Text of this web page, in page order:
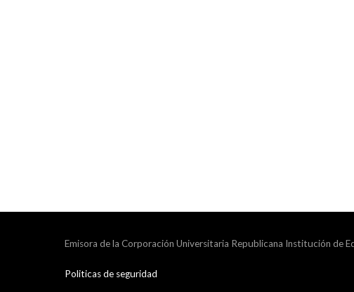
Emisora de la Corporación Universitaria Republicana Institución de
Politicas de seguridad